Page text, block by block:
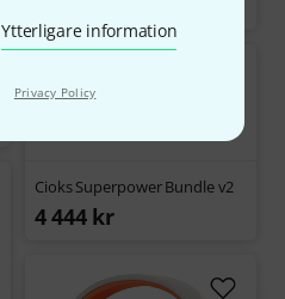
Ytterligare information
Privacy Policy
Cioks Superpower Bundle v2
4 444 kr